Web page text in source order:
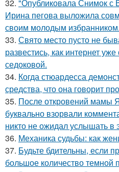
32. "Опубликовала Снимок с
Ирина пегова выложила
своим молодым избранником.
33. Свято место пусто не
развестись, как интернет
седоковой.
34. Когда стюардесса
средства, что она говорит
35. После откровений мамы
буквально взорвали
никто не ожидал услышать в
36. Механика судьбы: как
37. Будьте бдительны, если
большое количество темной